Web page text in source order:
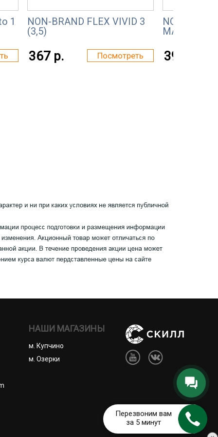
Перезвоним вам
за 5 минут
1
NON-BRAND FLEX VIVID 3
(3,5)
367 р. Посмотреть
NON-
MAMBO 3
390 р.
НАШИ МАГАЗИНЫ
м. Купчино
м. Озерки